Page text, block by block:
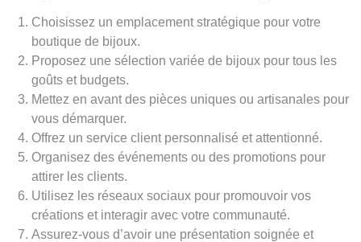
Choisissez un emplacement stratégique pour votre
boutique de bijoux.
Proposez une sélection variée de bijoux pour tous les
goûts et budgets.
Mettez en avant des pièces uniques ou artisanales pour
vous démarquer.
Offrez un service client personnalisé et attentionné.
Organisez des événements ou des promotions pour
attirer les clients.
Utilisez les réseaux sociaux pour promouvoir vos
créations et interagir avec votre communauté.
Assurez-vous d’avoir une présentation soignée et